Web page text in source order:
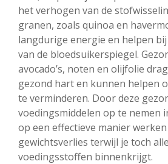
het verhogen van de
granen, zoals quinoa en
langdurige energie en helpen
van de bloedsuikerspiegel.
avocado’s, noten en olijfolie
gezond hart en kunnen helpen
te verminderen. Door deze
voedingsmiddelen op te nemen
op een effectieve manier
gewichtsverlies terwijl je toch
voedingsstoffen binnenkrijgt.